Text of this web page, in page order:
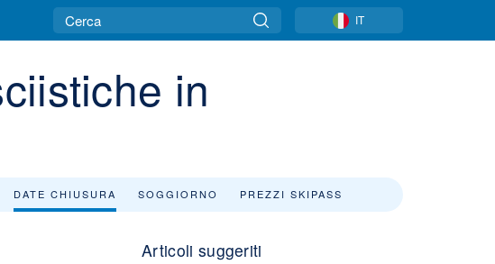
IT
in
DATE CHIUSURA SOGGIORNO PREZZI SKIPASS
Articoli suggeriti